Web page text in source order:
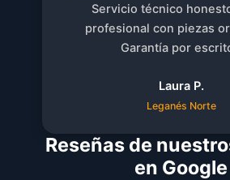
Servicio técnico
profesional con piezas
Garantía por
Laura P.
Leganés Norte
Reseñas de
en Google